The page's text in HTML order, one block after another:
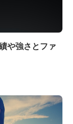
や強さとファ